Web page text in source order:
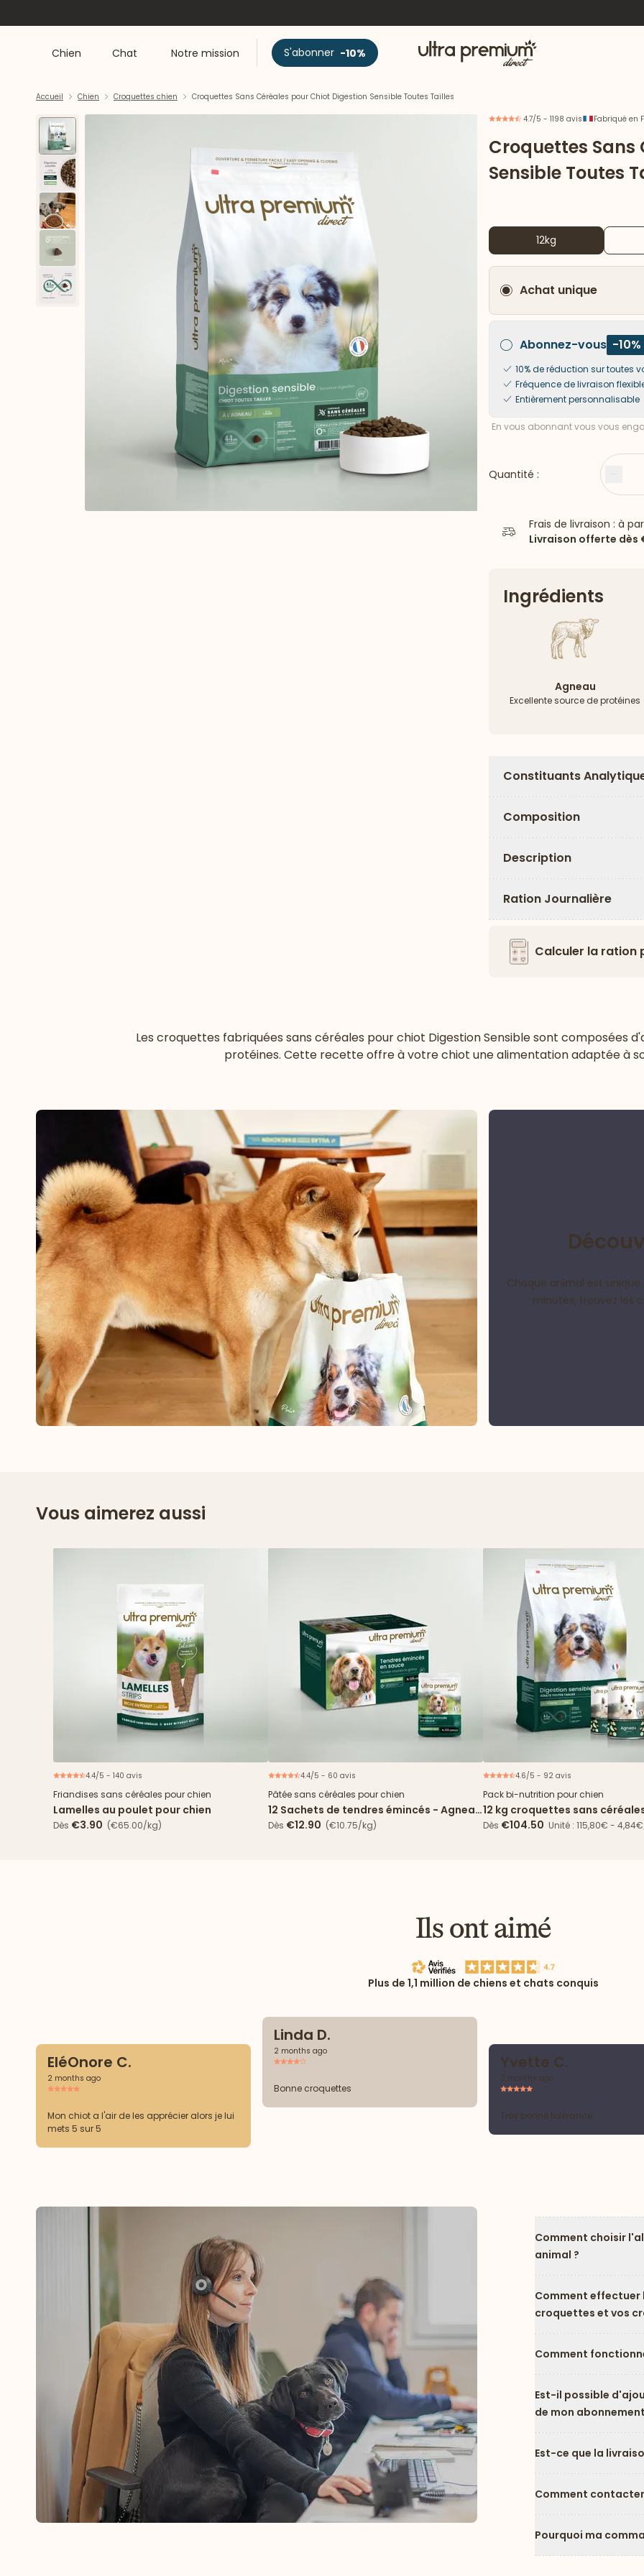
Chien Chat Notre mission S'abonner -10% Accueil
Accueil Chien Croquettes chien Croquettes Sans Céréales pour Chiot Digestion Sensible Toutes Tailles
4.7/5 - 1198 avis Fabriqué en
Croquettes Sans
Sensible Toutes
12kg
Achat unique
Abonnez-vous -10%
10% de réduction sur toutes
Fréquence de livraison
Entièrement personnalisable
En vous abonnant vous vous
Quantité : Moins
Frais de livraison : à
Livraison offerte dès
Ingrédients
Agneau
Excellente source de protéines
Constituants
Composition
Description
Ration Journalière
Calculer la ration
Les croquettes fabriquées sans céréales pour chiot Digestion Sensible sont composées
protéines. Cette recette offre à votre chiot une alimentation adaptée à
Chaque animal est
minutes, trouvez les
Vous aimerez aussi
4.4/5 - 140 avis
Friandises sans céréales pour chien
Lamelles au poulet pour chien
Dès €3.90 (€65.00/kg)
4.4/5 - 60 avis
Pâtée sans céréales pour chien
12 Sachets de tendres émincés - Agneau
& haricots verts
Dès €12.90 (€10.75/kg)
4.6/5 - 92 avis
Pack bi-nutrition pour chien
12 kg croquettes sans
Digestion Sensible + 24 boîtes
Dès €104.50 Unité : 115,80€ -
Ils ont aimé
Plus de 1,1 million de chiens et chats conquis
EléOnore C.
2 months ago
Mon chiot a l'air de les apprécier alors je lui
mets 5 sur 5
Linda D.
2 months ago
Bonne croquettes
Yvette C.
2 months ago
Très bonne tolérance
Comment choisir
animal ?
Comment effectuer
croquettes et vos
Comment
Est-il possible
de mon
Est-ce que la
Comment
Pourquoi ma